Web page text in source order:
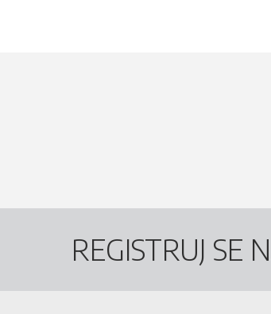
REGISTRUJ SE